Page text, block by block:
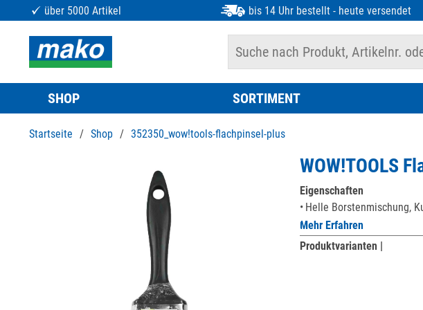
über 5000 Artikel bis 14 Uhr bestellt - heute versendet
SHOP SORTIMENT
Startseite / Shop / 352350_wow!tools-flachpinsel-plus
WOW!TOOLS
Eigenschaften
Helle Borstenmischung,
Mehr Erfahren
Produktvarianten |